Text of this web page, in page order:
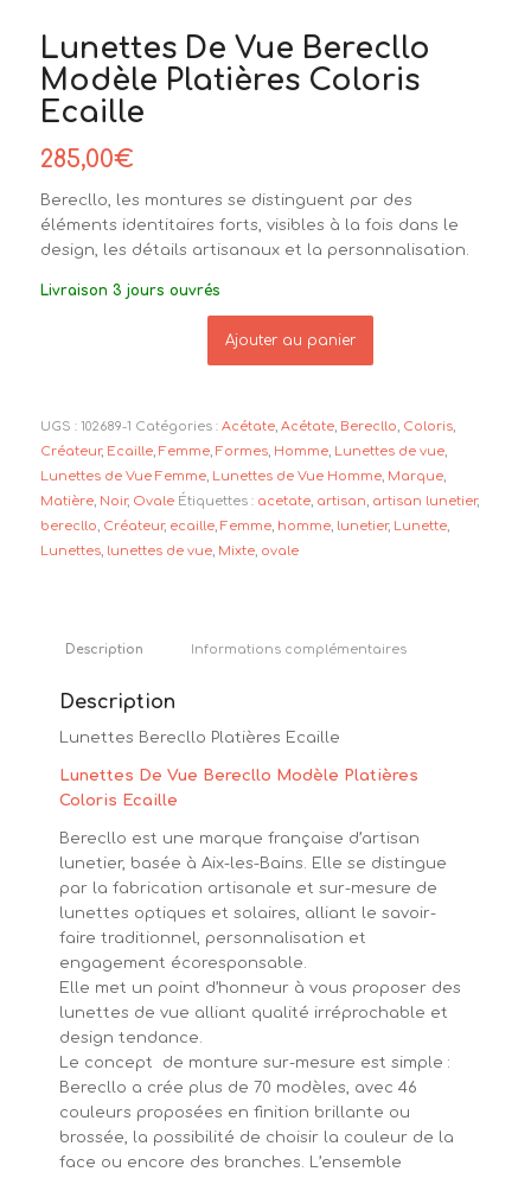
Lunettes De Vue Berecllo
Modèle Platières Coloris
Ecaille
285,00€
Berecllo, les montures se distinguent par des
éléments identitaires forts, visibles à la fois dans le
design, les détails artisanaux et la personnalisation.
Livraison 3 jours ouvrés
Ajouter au panier
UGS : 102689-1 Catégories : Acétate, Acétate, Berecllo, Coloris,
Créateur, Ecaille, Femme, Formes, Homme, Lunettes de vue,
Lunettes de Vue Femme, Lunettes de Vue Homme, Marque,
Matière, Noir, Ovale Étiquettes : acetate, artisan, artisan lunetier,
berecllo, Créateur, ecaille, Femme, homme, lunetier, Lunette,
Lunettes, lunettes de vue, Mixte, ovale
Description Informations complémentaires
Description
Lunettes Berecllo Platières Ecaille
Lunettes De Vue Berecllo Modèle Platières
Coloris Ecaille
Berecllo est une marque française d’artisan
lunetier, basée à Aix-les-Bains. Elle se distingue
par la fabrication artisanale et sur-mesure de
lunettes optiques et solaires, alliant le savoir-
faire traditionnel, personnalisation et
engagement écoresponsable.
Elle met un point d’honneur à vous proposer des
lunettes de vue alliant qualité irréprochable et
design tendance.
Le concept de monture sur-mesure est simple :
Berecllo a crée plus de 70 modèles, avec 46
couleurs proposées en finition brillante ou
brossée, la possibilité de choisir la couleur de la
face ou encore des branches. L’ensemble